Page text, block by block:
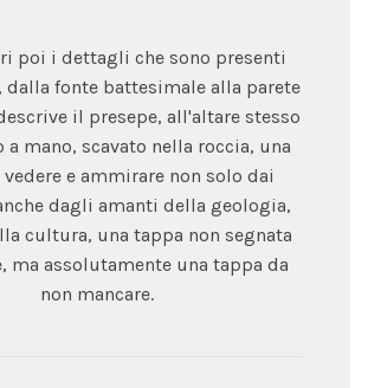
poi i dettagli che sono presenti
dalla fonte battesimale alla parete
il presepe, all'altare stesso
mano, scavato nella roccia, una
vedere e ammirare non solo dai
dagli amanti della geologia,
cultura, una tappa non segnata
ma assolutamente una tappa da
non mancare.